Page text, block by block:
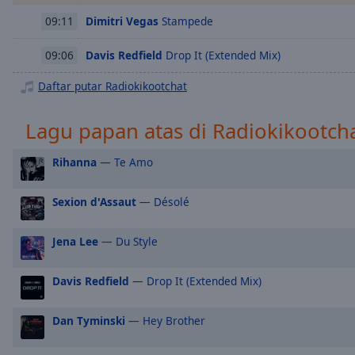
descriptions
off,
selected
Subtitles
subtitles
settings
opens
subtitles
dialog
subtitles
off
selected
Audio
Track
09:11 Dimitri Vegas Stampede
09:06 Davis Redfield Drop It (Extended Mix)
Daftar putar Radiokikootchat
Lagu papan atas di
Rihanna — Te Amo
Sexion d'Assaut — Désolé
Jena Lee — Du Style
Davis Redfield — Drop It (Extended Mix)
Dan Tyminski — Hey Brother